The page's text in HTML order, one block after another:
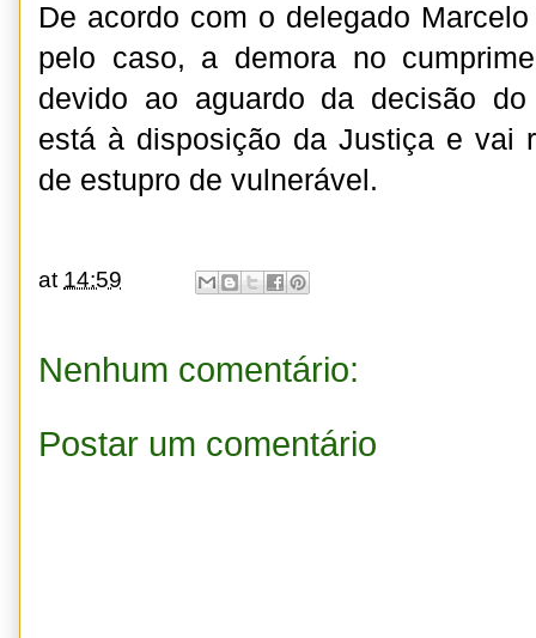
De acordo com o delegado
pelo caso, a demora no
devido ao aguardo da decisão
está à disposição da Justiça e vai
de estupro de vulnerável.
at 14:59
Nenhum comentário:
Postar um comentário